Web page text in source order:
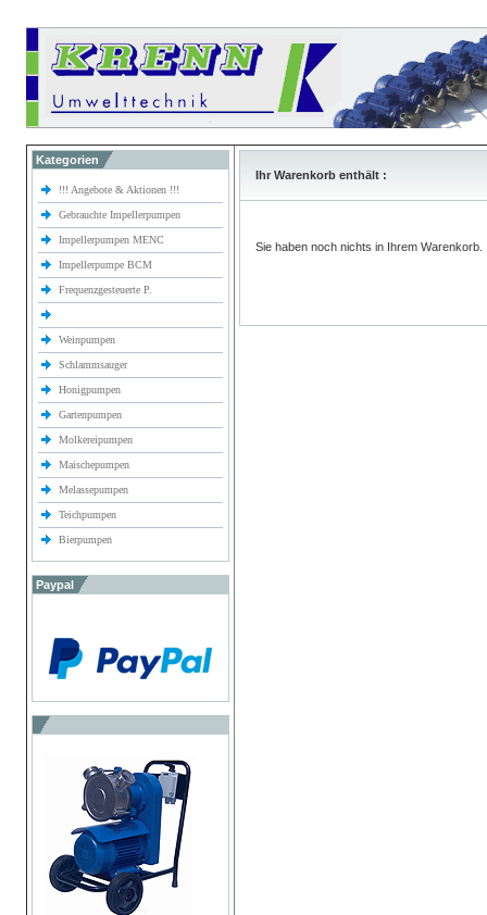
Kategorien
!!! Angebote & Aktionen !!!
Gebrauchte Impellerpumpen
Impellerpumpen MENC
Impellerpumpe BCM
Frequenzgesteuerte P.
Weinpumpen
Schlammsauger
Honigpumpen
Gartenpumpen
Molkereipumpen
Maischepumpen
Melassepumpen
Teichpumpen
Bierpumpen
Paypal
Ihr Warenkorb enthält :
Sie haben noch nichts in Ihrem Warenkorb.